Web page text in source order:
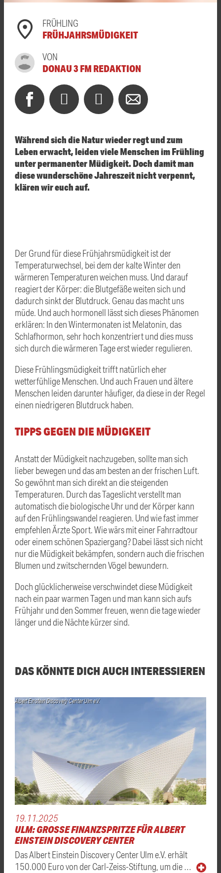
FRÜHLING
FRÜHJAHRSMÜDIGKEIT
VON
DONAU 3 FM REDAKTION
Während sich die Natur wieder regt und zum
Leben erwacht, leiden viele Menschen im Frühling
unter permanenter Müdigkeit. Doch damit man
diese wunderschöne Jahreszeit nicht verpennt,
klären wir euch auf.
Der Grund für diese Frühjahrsmüdigkeit ist der
Temperaturwechsel, bei dem der kalte Winter den
wärmeren Temperaturen weichen muss. Und darauf
reagiert der Körper: die Blutgefäße weiten sich und
dadurch sinkt der Blutdruck. Genau das macht uns
müde. Und auch hormonell lässt sich dieses Phänomen
erklären: In den Wintermonaten ist Melatonin, das
Schlafhormon, sehr hoch konzentriert und dies muss
sich durch die wärmeren Tage erst wieder regulieren.
Diese Frühlingsmüdigkeit trifft natürlich eher
wetterfühlige Menschen. Und auch Frauen und ältere
Menschen leiden darunter häufiger, da diese in der Regel
einen niedrigeren Blutdruck haben.
TIPPS GEGEN DIE MÜDIGKEIT
Anstatt der Müdigkeit nachzugeben, sollte man sich
lieber bewegen und das am besten an der frischen Luft.
So gewöhnt man sich direkt an die steigenden
Temperaturen. Durch das Tageslicht verstellt man
automatisch die biologische Uhr und der Körper kann
auf den Frühlingswandel reagieren. Und wie fast immer
empfehlen Ärzte Sport. Wie wärs mit einer Fahrradtour
oder einem schönen Spaziergang? Dabei lässt sich nicht
nur die Müdigkeit bekämpfen, sondern auch die frischen
Blumen und zwitschernden Vögel bewundern.
Doch glücklicherweise verschwindet diese Müdigkeit
nach ein paar warmen Tagen und man kann sich aufs
Frühjahr und den Sommer freuen, wenn die tage wieder
länger und die Nächte kürzer sind.
DAS KÖNNTE DICH AUCH INTERESSIEREN
Albert Einstein Discovery Center Ulm e.V.
19.11.2025
ULM: GROSSE FINANZSPRITZE FÜR ALBERT E
INSTEIN DISCOVERY CENTER
Das Albert Einstein Discovery Center Ulm e.V. erhält
150.000 Euro von der Carl-Zeiss-Stiftung, um die …